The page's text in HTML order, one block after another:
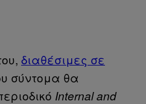
διαθέσιμες σε
σύντομα θα
Internal and